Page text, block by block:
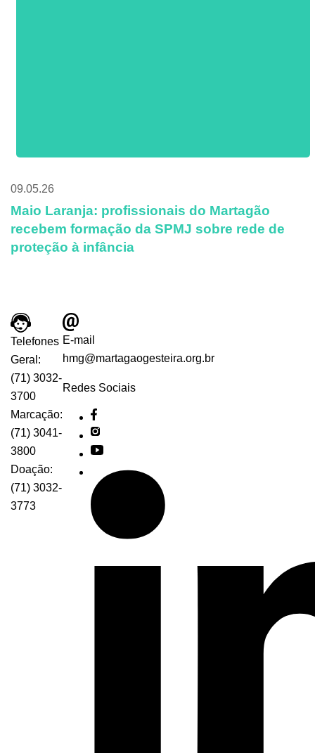
09.05.26
Maio Laranja: profissionais do Martagão
recebem formação da SPMJ sobre rede de
proteção à infância
Telefones
Geral:
(71) 3032-
3700
Marcação:
(71) 3041-
3800
Doação:
(71) 3032-
3773
E-mail
hmg@martagaogesteira.org.br
Redes Sociais